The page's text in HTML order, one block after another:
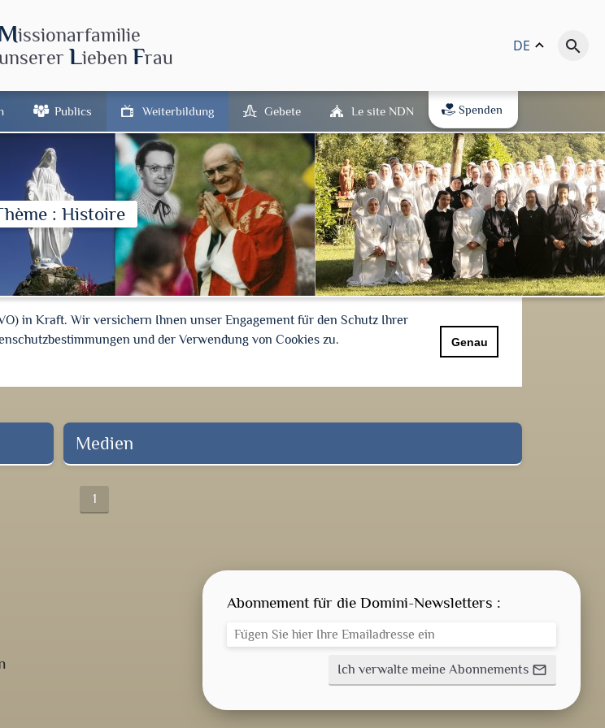
Missionarfamilie
Lieben Frau
DE keyboard_arrow_up search
Publics Weiterbildung Gebete Le site NDN Spenden
: Histoire
in Kraft. Wir versichern Ihnen unser Engagement für den Schutz Ihrer
und der Verwendung von Cookies zu.
Genau
Medien
1
AKTUELLES
Abonnement für die Domini-Newsletters :
Ich verwalte meine Abonnements mail_outline